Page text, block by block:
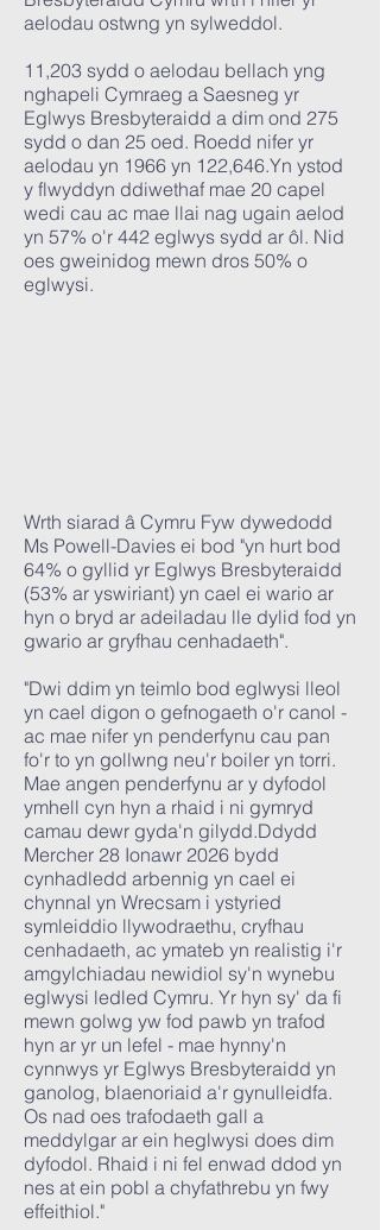
aelodau ostwng yn sylweddol.
11,203 sydd o aelodau bellach yng
nghapeli Cymraeg a Saesneg yr
Eglwys Bresbyteraidd a dim ond 275
sydd o dan 25 oed. Roedd nifer yr
aelodau yn 1966 yn 122,646.Yn ystod
y flwyddyn ddiwethaf mae 20 capel
wedi cau ac mae llai nag ugain aelod
yn 57% o'r 442 eglwys sydd ar ôl. Nid
oes gweinidog mewn dros 50% o
eglwysi.
Wrth siarad â Cymru Fyw dywedodd
Ms Powell-Davies ei bod "yn hurt bod
64% o gyllid yr Eglwys Bresbyteraidd
(53% ar yswiriant) yn cael ei wario ar
hyn o bryd ar adeiladau lle dylid fod yn
gwario ar gryfhau cenhadaeth".
"Dwi ddim yn teimlo bod eglwysi lleol
yn cael digon o gefnogaeth o'r canol -
ac mae nifer yn penderfynu cau pan
fo'r to yn gollwng neu'r boiler yn torri.
Mae angen penderfynu ar y dyfodol
ymhell cyn hyn a rhaid i ni gymryd
camau dewr gyda'n gilydd.Ddydd
Mercher 28 Ionawr 2026 bydd
cynhadledd arbennig yn cael ei
chynnal yn Wrecsam i ystyried
symleiddio llywodraethu, cryfhau
cenhadaeth, ac ymateb yn realistig i'r
amgylchiadau newidiol sy'n wynebu
eglwysi ledled Cymru. Yr hyn sy' da fi
mewn golwg yw fod pawb yn trafod
hyn ar yr un lefel - mae hynny'n
cynnwys yr Eglwys Bresbyteraidd yn
ganolog, blaenoriaid a'r gynulleidfa.
Os nad oes trafodaeth gall a
meddylgar ar ein heglwysi does dim
dyfodol. Rhaid i ni fel enwad ddod yn
nes at ein pobl a chyfathrebu yn fwy
effeithiol."